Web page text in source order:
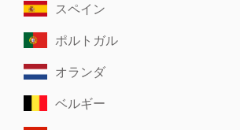
スペイン
ポルトガル
オランダ
ベルギー